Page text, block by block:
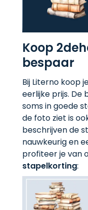
Koop
bespaar
Bij Literno koop
eerlijke prijs. De
soms in goede
de foto ziet is
beschrijven de
nauwkeurig en
profiteer je van
stapelkorting: